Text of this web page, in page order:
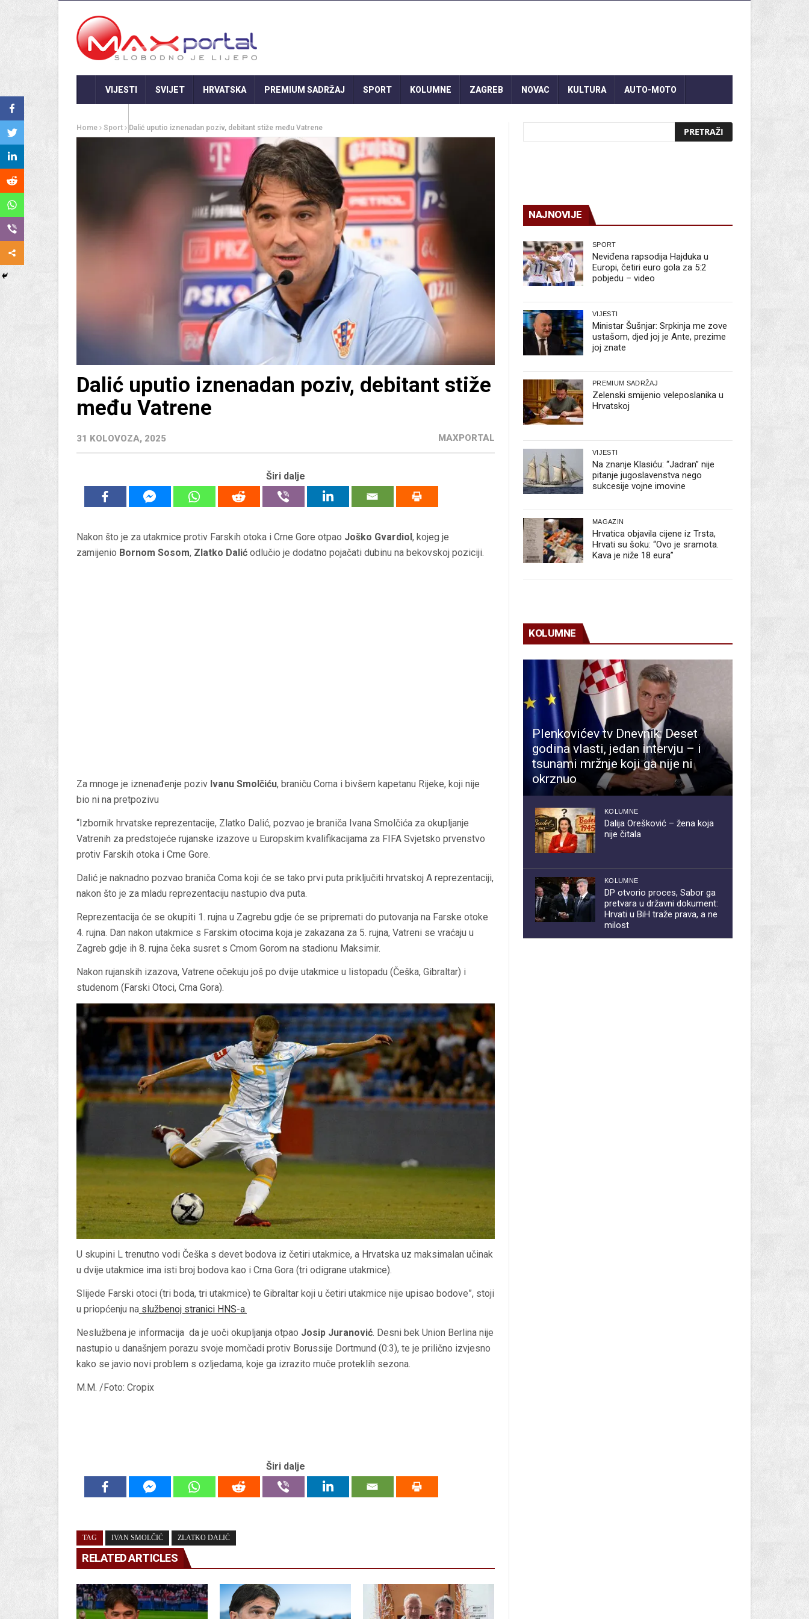
VIJESTI SVIJET HRVATSKA PREMIUM SADRŽAJ SPORT KOLUMNE ZAGREB NOVAC KULTURA AUTO-MOTO
Home Sport Dalić uputio iznenadan poziv, debitant stiže među Vatrene
Dalić uputio iznenadan poziv, debitant stiže
među Vatrene
31 KOLOVOZA, 2025 MAXPORTAL
Širi dalje
Nakon što je za utakmice protiv Farskih otoka i Crne Gore otpao Joško Gvardiol , kojeg je
zamijenio Bornom Sosom, Zlatko Dalić odlučio je dodatno pojačati dubinu na bekovskoj poziciji.
Za mnoge je iznenađenje poziv Ivanu Smolčiću, braniču Coma i bivšem kapetanu Rijeke, koji nije
bio ni na pretpozivu
“Izbornik hrvatske reprezentacije, Zlatko Dalić, pozvao je braniča Ivana Smolčića za okupljanje
Vatrenih za predstojeće rujanske izazove u Europskim kvalifikacijama za FIFA Svjetsko prvenstvo
protiv Farskih otoka i Crne Gore.
Dalić je naknadno pozvao braniča Coma koji će se tako prvi puta priključiti hrvatskoj A reprezentaciji,
nakon što je za mladu reprezentaciju nastupio dva puta.
Reprezentacija će se okupiti 1. rujna u Zagrebu gdje će se pripremati do putovanja na Farske otoke
4. rujna. Dan nakon utakmice s Farskim otocima koja je zakazana za 5. rujna, Vatreni se vraćaju u
Zagreb gdje ih 8. rujna čeka susret s Crnom Gorom na stadionu Maksimir.
Nakon rujanskih izazova, Vatrene očekuju još po dvije utakmice u listopadu (Češka, Gibraltar) i
studenom (Farski Otoci, Crna Gora).
U skupini L trenutno vodi Češka s devet bodova iz četiri utakmice, a Hrvatska uz maksimalan učinak
u dvije utakmice ima isti broj bodova kao i Crna Gora (tri odigrane utakmice).
Slijede Farski otoci (tri boda, tri utakmice) te Gibraltar koji u četiri utakmice nije upisao bodove”, stoji
u priopćenju na službenoj stranici HNS-a.
Neslužbena je informacija da je uoči okupljanja otpao Josip Juranović. Desni bek Union Berlina nije
nastupio u današnjem porazu svoje momčadi protiv Borussije Dortmund (0:3), te je prilično izvjesno
kako se javio novi problem s ozljedama, koje ga izrazito muče proteklih sezona.
M.M. /Foto: Cropix
Širi dalje
TAG IVAN SMOLČIĆ ZLATKO DALIĆ
RELATED ARTICLES
NAJNOVIJE
SPORT
Neviđena rapsodija Hajduka u
Europi, četiri euro gola za 5:2
pobjedu – video
VIJESTI
Ministar Šušnjar: Srpkinja me zove
ustašom, djed joj je Ante, prezime
joj znate
PREMIUM SADRŽAJ
Zelenski smijenio veleposlanika u
Hrvatskoj
VIJESTI
Na znanje Klasiću: “Jadran” nije
pitanje jugoslavenstva nego
sukcesije vojne imovine
MAGAZIN
Hrvatica objavila cijene iz Trsta,
Hrvati su šoku: “Ovo je sramota.
Kava je niže 18 eura”
KOLUMNE
Plenkovićev tv Dnevnik: Deset
godina vlasti, jedan intervju – i
tsunami mržnje koji ga nije ni
okrznuo
KOLUMNE
Dalija Orešković – žena koja
nije čitala
KOLUMNE
DP otvorio proces, Sabor ga
pretvara u državni dokument:
Hrvati u BiH traže prava, a ne
milost